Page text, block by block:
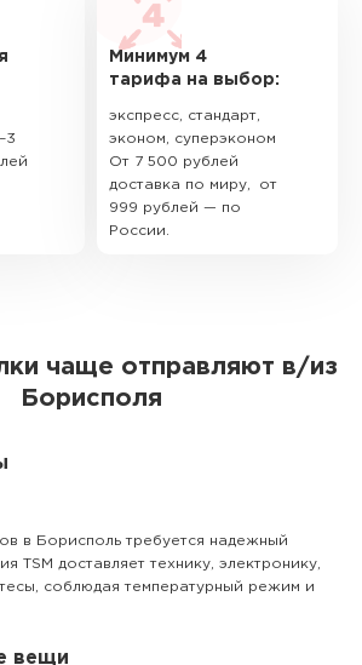
Минимум 4
тарифа на выбор:
экспресс, стандарт,
эконом, суперэконом
От 7 500 рублей
доставка по миру, от
999 рублей — по
России.
чаще отправляют в/из
Борисполя
в Борисполь требуется надежный
TSM доставляет технику, электронику,
соблюдая температурный режим и
вещи